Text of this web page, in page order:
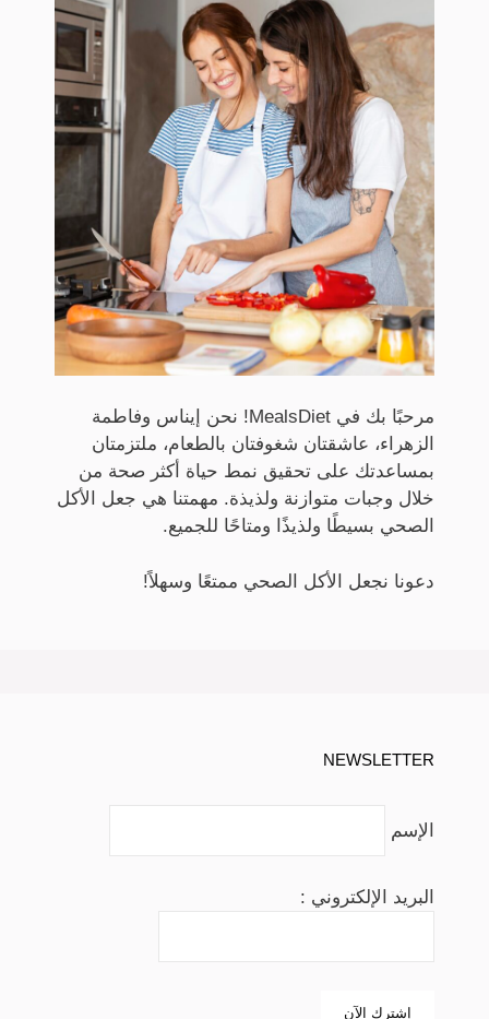
مرحبًا بك في MealsDiet! نحن إيناس وفاطمة
الزهراء، عاشقتان شغوفتان بالطعام، ملتزمتان
بمساعدتك على تحقيق نمط حياة أكثر صحة من
خلال وجبات متوازنة ولذيذة. مهمتنا هي جعل الأكل
الصحي بسيطًا ولذيذًا ومتاحًا للجميع.
دعونا نجعل الأكل الصحي ممتعًا وسهلاً!
NEWSLETTER
الإسم
البريد الإلكتروني :